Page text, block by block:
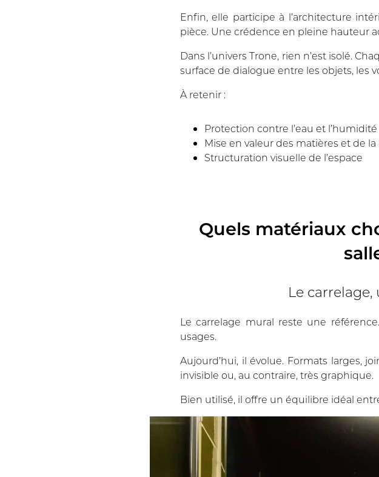
Enfin, elle participe à l’architecture
pièce. Une crédence en pleine hauteur
Dans l’univers Trone, rien n’est isolé.
surface de dialogue entre les objets, les
À retenir :
Protection contre l’eau et l’humidité
Mise en valeur des matières et de
Structuration visuelle de l’espace
Quels matériaux
Le
Le carrelage mural reste une
usages.
Aujourd’hui, il évolue. Formats larges,
invisible ou, au contraire, très graphique.
Bien utilisé, il offre un équilibre idéal